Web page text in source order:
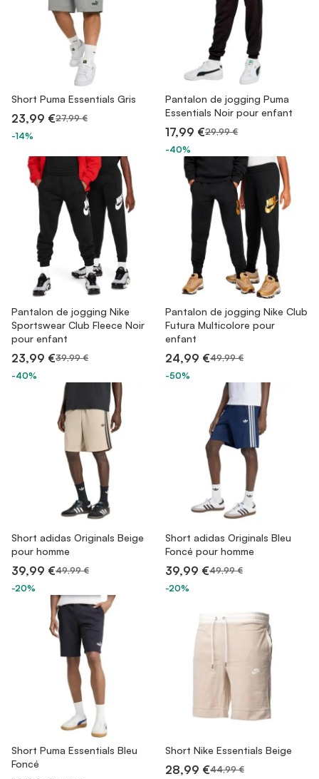
Short Puma Essentials Gris
23,99 €27,99 €
-14%
Pantalon de jogging Puma
Essentials Noir pour enfant
17,99 €29,99 €
-40%
Pantalon de jogging Nike
Sportswear Club Fleece Noir
pour enfant
23,99 €39,99 €
-40%
Pantalon de jogging Nike Club
Futura Multicolore pour
enfant
24,99 €49,99 €
-50%
Short adidas Originals Beige
pour homme
39,99 €49,99 €
-20%
Short adidas Originals Bleu
Foncé pour homme
39,99 €49,99 €
-20%
Short Puma Essentials Bleu
Foncé
Short Nike Essentials Beige
28,99 €44,99 €